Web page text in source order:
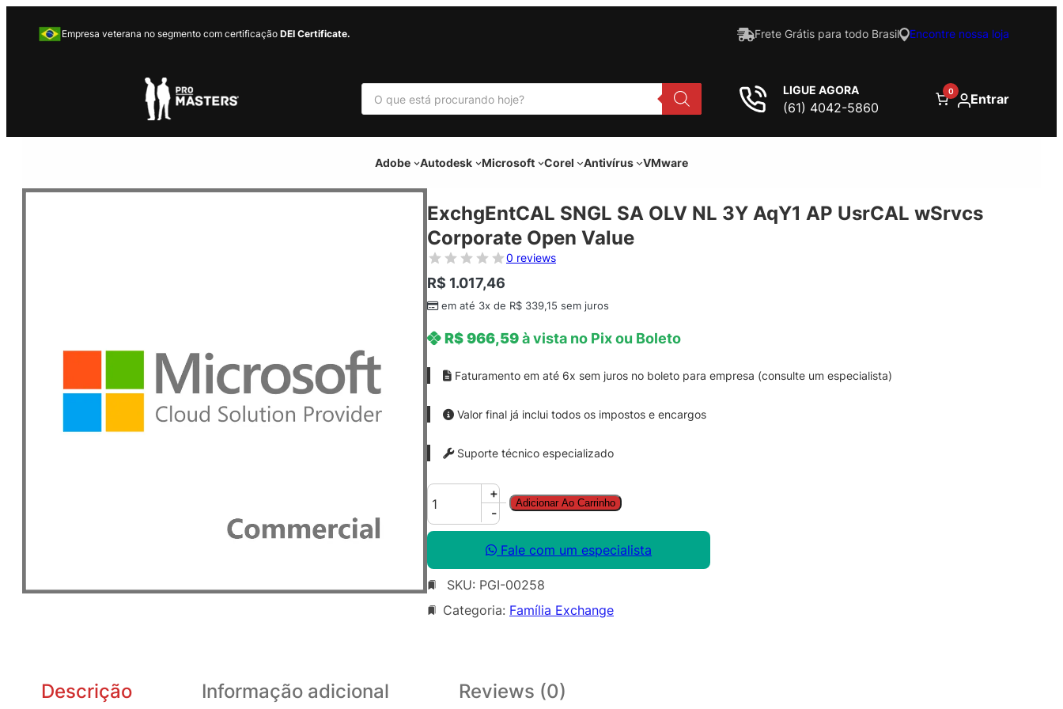
Empresa veterana no segmento com certificação DEI Certificate. Frete Grátis para todo Brasil Encontre nossa loja
P
s
u
r
LIGUE AGORA
(61) 4042-5860
0 Entrar
Adobe Autodesk Microsoft Corel Antivírus VMware
ExchgEntCAL SNGL SA OLV NL 3Y AqY1 AP UsrCAL wSrvcs
Corporate Open Value
0 reviews
R$ 1.017,46
em até 3x de R$ 339,15 sem juros
R$966,59à vista no Pix ou Boleto
Faturamento em até 6x sem juros no boleto para empresa (consulte um especialista)
Valor final já inclui todos os impostos e encargos
Suporte técnico especializado
E
c
g
E
n
+
-
Adicionar Ao Carrinho
Fale com um especialista
SKU: PGI-00258
Categoria: Família Exchange
Descrição Informação adicional Reviews (0)